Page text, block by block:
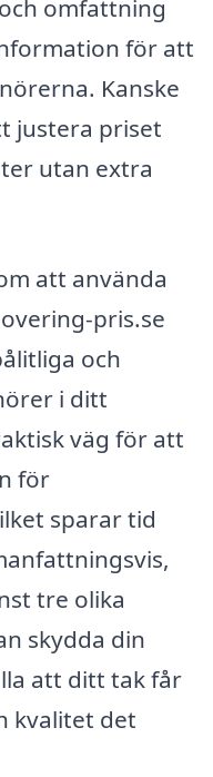
omfattning
för att
Kanske
justera priset
utan extra
att använda
pris.se
och
i ditt
väg för att
för
sparar tid
tre olika
skydda din
att ditt tak får
kvalitet det